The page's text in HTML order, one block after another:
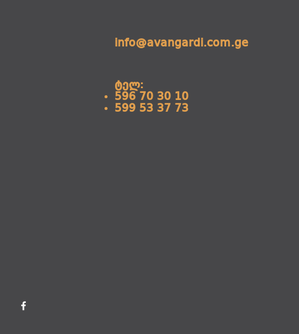
info@avangardi.com.ge
ტელ:
596 70 30 10
599 53 37 73